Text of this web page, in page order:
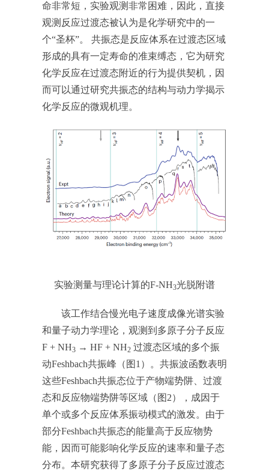
命非常短，实验观测非常困难，因此，直接
观测反应过渡态被认为是化学研究中的一
个“圣杯”。 共振态是反应体系在过渡态区域
形成的具有一定寿命的准束缚态，它为研究
化学反应在过渡态附近的行为提供契机，因
而可以通过研究共振态的结构与动力学揭示
化学反应的微观机理。
实验测量与理论计算的F-NH3光脱附谱
该工作结合慢光电子速度成像光谱实验
和量子动力学理论，观测到多原子分子反应
F + NH3 → HF + NH2 过渡态区域的多个振
动Feshbach共振峰（图1）。共振波函数表明
这些Feshbach共振态位于产物端势阱、过渡
态和反应物端势阱等区域（图2），成因于
单个或多个反应体系振动模式的激发。由于
部分Feshbach共振态的能量高于反应物势
能，因而可能影响化学反应的速率和量子态
分布。本研究获得了多原子分子反应过渡态